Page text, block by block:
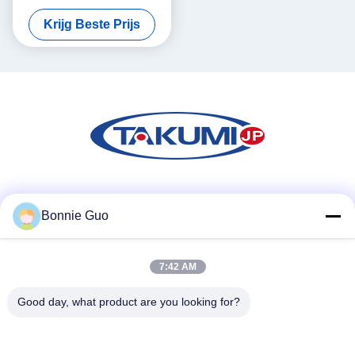
Bougiekabel met
Granaatscherf Met hoge
weerstand
Krijg Beste Prijs
Snel contact
Tel.
Bonnie Guo
7:42 AM
Good day, what product are you looking for?